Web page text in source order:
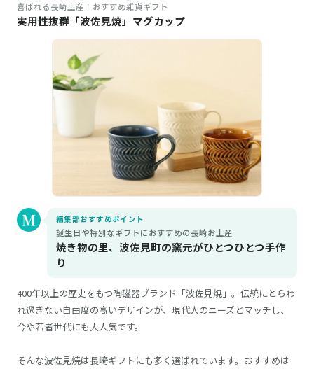
喜ばれる長崎土産！おすすめ雑貨ギフト
実用性抜群「波佐見焼」マグカップ
編集部おすすめポイント
誕生日や特別なギフトにおすすめの長崎お土産
焼き物の里、波佐見町の窯元がひとつひとつ手作
り
400年以上の歴史をもつ陶磁器ブランド「波佐見焼」。伝統にとらわ
れ過ぎない自由度の高いデザインが、現代人のニーズとマッチし、
今や若者世代にも大人気です。
そんな波佐見焼は長崎ギフトにも多く選ばれています。おすすめは